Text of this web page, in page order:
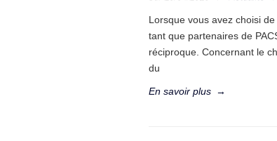
Lorsque vous avez choisi
tant que partenaires de
réciproque. Concernant le
du
En savoir plus →